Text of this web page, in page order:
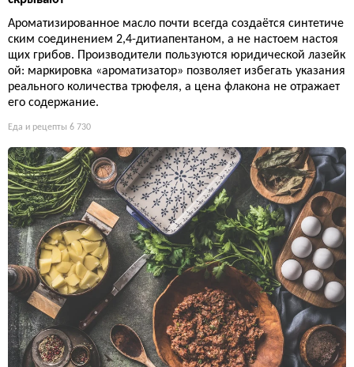
Ароматизированное масло почти всегда создаётся синтетиче
ским соединением 2,4-дитиапентаном, а не настоем настоя
щих грибов. Производители пользуются юридической лазейк
ой: маркировка «ароматизатор» позволяет избегать указания
реального количества трюфеля, а цена флакона не отражает
его содержание.
Еда и рецепты 6 730